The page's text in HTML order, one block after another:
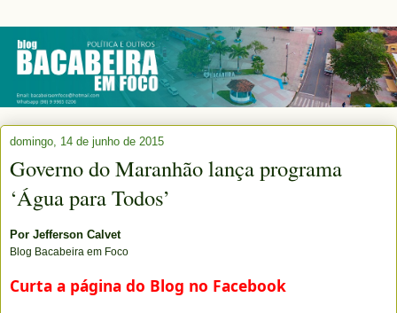
domingo, 14 de junho de 2015
Governo do Maranhão lança programa
‘Água para Todos’
Por Jefferson Calvet
Blog Bacabeira em Foco
Curta a página do Blog no Facebook